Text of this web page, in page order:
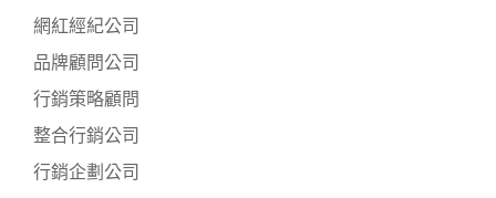
網紅經紀公司
品牌顧問公司
行銷策略顧問
整合行銷公司
行銷企劃公司